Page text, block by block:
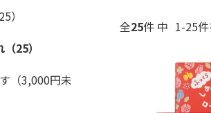
全25件 中 1-25件
）
25）
（3,000円未